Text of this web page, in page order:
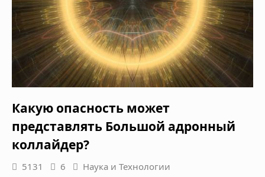
Какую опасность может
представлять Большой адронный
коллайдер?
5131 6 Наука и Технологии